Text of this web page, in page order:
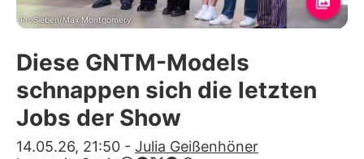
Promiflash Exklusiv
Alle Themen auf Promiflash
App runterladen
ProSieben/Max Montgomery
Diese GNTM-Models
schnappen sich die letzten
Jobs der Show
14.05.26, 21:50 - Julia Geißenhöner